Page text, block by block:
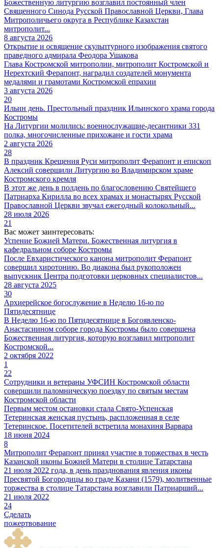
Божественную литургию возглавил постоянный член
Священного Синода Русской Православной Церкви, Глава
Митрополичьего округа в Республике Казахстан
митрополит...
8 августа 2026
Открытие и освящение скульптурного изображения святого
праведного адмирала Феодора Ушакова
Глава Костромской митрополии, митрополит Костромской и
Нерехтский Ферапонт, наградил создателей монумента
медалями и грамотами Костромской епрахии
3 августа 2026
20
Ильин день. Престольный праздник Ильинского храма города
Костромы
На Литургии молились: военнослужащие-десантники 331
полка, многочисленные прихожане и гости храма
2 августа 2026
28
В праздник Крещения Руси митрополит Ферапонт и епископ
Алексий совершили Литургию во Владимирском храме
Костромского кремля
В этот же день в полдень по благословению Святейшего
Патриарха Кирилла во всех храмах и монастырях Русской
Православной Церкви звучал ежегодный колокольный...
28 июля 2026
21
Вас может заинтересовать:
Успение Божией Матери. Божественная литургия в
кафедральном соборе Костромы
После Евхаристического канона митрополит Ферапонт
совершил хиротонию. Во диакона был рукоположен
выпускник Центра подготовки церковных специалистов...
28 августа 2025
30
Архиерейское богослужение в Неделю 16-ю по
Пятидесятнице
В Неделю 16-ю по Пятидесятнице в Богоявленско-
Анастасиином соборе города Костромы было совершена
Божественная литургия, которую возглавил митрополит
Костромской...
2 октября 2022
1
22
Сотрудники и ветераны УФСИН Костромской области
совершили паломническую поездку по святым местам
Костромской области
Первым местом остановки стала Свято-Успенская
Тетеринская женская пустынь, распложенная в селе
Тетеринское. Посетителей встретила монахиня Варвара
18 июня 2024
8
Митрополит Ферапонт принял участие в торжествах в честь
Казанской иконы Божией Матери в столице Татарстана
21 июля 2022 года, в день празднования явления иконы
Пресвятой Богородицы во граде Казани (1579), молитвенные
торжества в столице Татарстана возглавили Патриарший...
21 июля 2022
24
Сделать
пожертвование